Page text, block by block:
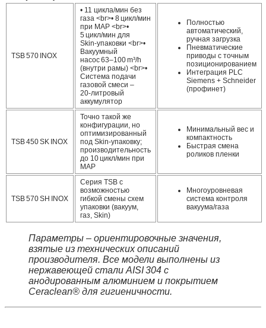
TSB 570 INOX
• 11 цикла/мин без
газа <br>• 8 цикл/мин
при MAP <br>•
5 цикл/мин для
Skin‑упаковки <br>•
Вакуумный
насос 63–100 m³/h
(внутри рамы) <br>•
Система подачи
газовой смеси –
20‑литровый
аккумулятор
Полностью
автоматический,
ручная загрузка
Пневматические
приводы с точным
позиционированием
Интеграция PLC
Siemens + Schneider
(профинет)
TSB 450 SK INOX
Точно такой же
конфигурации, но
оптимизированный
под Skin‑упаковку;
производительность
до 10 цикл/мин при
MAP
Минимальный вес и
компактность
Быстрая смена
роликов пленки
TSB 570 SH INOX
Серия TSB с
возможностью
гибкой смены схем
упаковки (вакуум,
газ, Skin)
Многоуровневая
система контроля
вакуума/газа
Параметры – ориентировочные значения,
взятые из технических описаний
производителя. Все модели выполнены из
нержавеющей стали AISI 304 с
анодированным алюминием и покрытием
Ceraclean® для гигиеничности.